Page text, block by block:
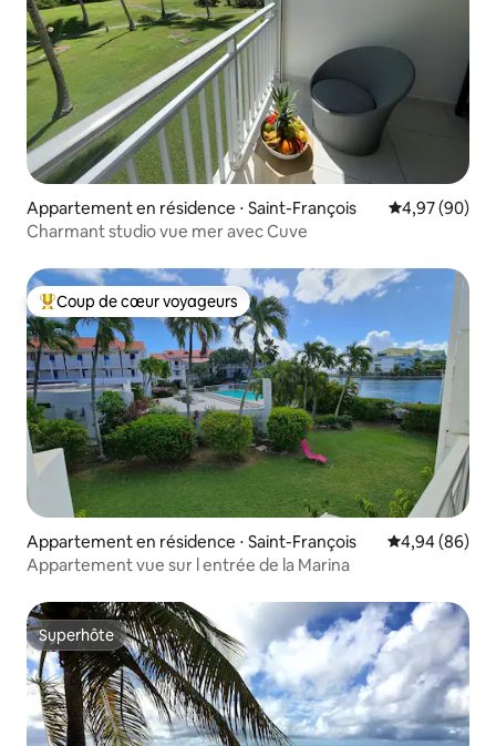
Appartement en résidence ⋅ Saint-François Évaluation
4,97 (90)
Charmant studio vue mer avec Cuve
Coups de cœur voyageurs les plus appréciés
Coup de cœur voyageurs
Appartement en résidence ⋅ Saint-François Évaluation
4,94 (86)
Appartement vue sur l entrée de la Marina
Superhôte
Superhôte